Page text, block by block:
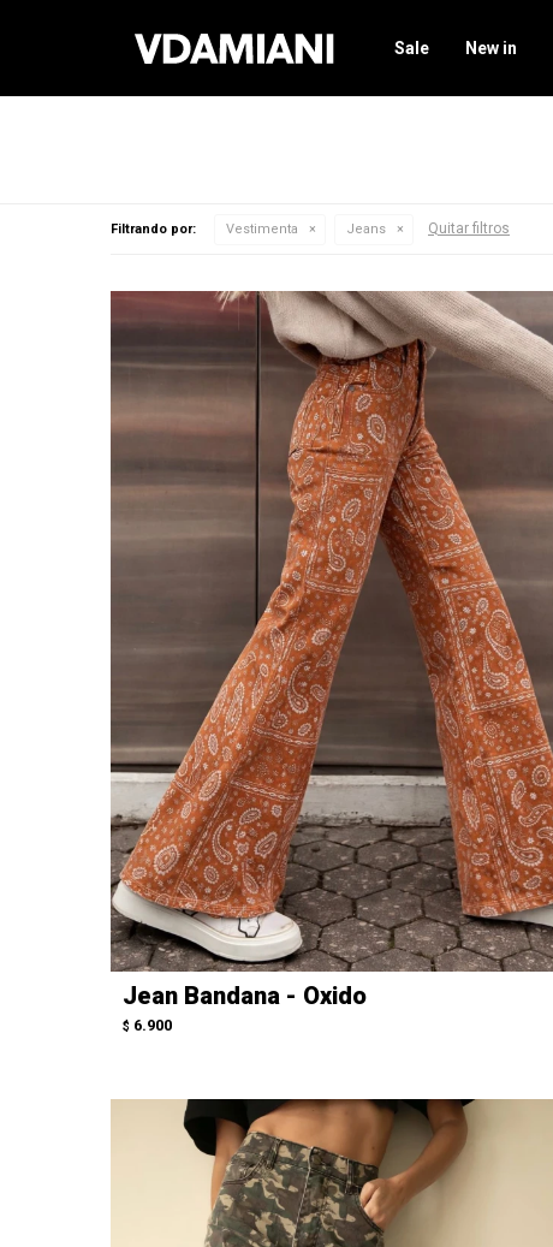
Sale New in
Filtrando por: Vestimenta Jeans Quitar filtros
Jean Bandana - Oxido
$ 6.900